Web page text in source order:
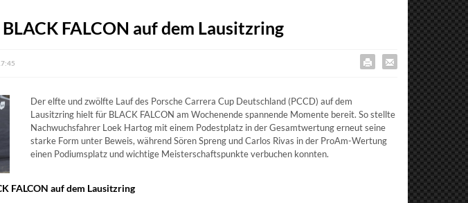
FALCON auf dem Lausitzring
Der elfte und zwölfte Lauf des Porsche Carrera Cup Deutschland (PCCD) auf dem
Lausitzring hielt für BLACK FALCON am Wochenende spannende Momente bereit. So stellte
Nachwuchsfahrer Loek Hartog mit einem Podestplatz in der Gesamtwertung erneut seine
starke Form unter Beweis, während Sören Spreng und Carlos Rivas in der ProAm-Wertung
einen Podiumsplatz und wichtige Meisterschaftspunkte verbuchen konnten.
FALCON auf dem Lausitzring